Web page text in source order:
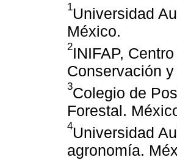
1Universidad
México.
2INIFAP,
Conservación
3Colegio de
Forestal.
4Universidad
agronomía.